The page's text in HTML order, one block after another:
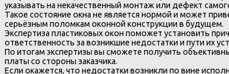
указывать на некачественный монтаж или дефект
Такое состояние окна не является нормой и может
серьёзным поломкам оконной конструкции в будущем.
Экспертиза пластиковых окон поможет установить
ответственность за возникшие недостатки и пути их
По итогам экспертизы вы сможете получить
платы со стороны заказчика.
Если окажется, что недостатки возникли по вине